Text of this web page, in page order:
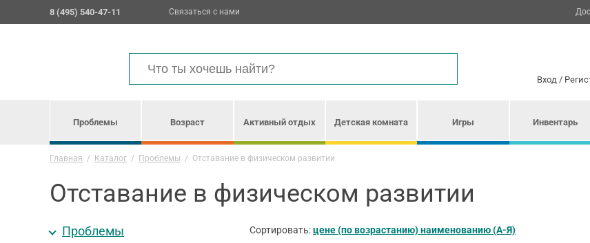
8 (495) 540-47-11 Связаться с нами
Вход/
Проблемы Возраст Активный отдых Детская комната Игры Инвентарь
Главная / Каталог / Проблемы / Отставание в физическом развитии
Отставание в физическом развитии
Проблемы
Сортировать:цене (по возрастанию)наименованию (А-Я)